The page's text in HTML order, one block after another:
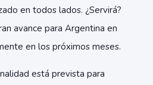
en todos lados. ¿Servirá?
avance para Argentina en
en los próximos meses.
está prevista para